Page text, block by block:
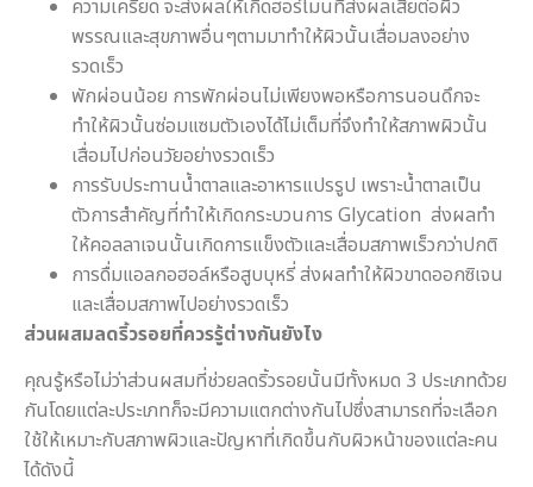
ความเครียด จะส่งผลให้เกิดฮอร์โมนที่ส่งผลเสียต่อผิว
พรรณและสุขภาพอื่นๆตามมาทำให้ผิวนั้นเสื่อมลงอย่าง
รวดเร็ว
พักผ่อนน้อย การพักผ่อนไม่เพียงพอหรือการนอนดึกจะ
ทำให้ผิวนั้นซ่อมแซมตัวเองได้ไม่เต็มที่จึงทำให้สภาพผิวนั้น
เสื่อมไปก่อนวัยอย่างรวดเร็ว
การรับประทานน้ำตาลและอาหารแปรรูป เพราะน้ำตาลเป็น
ตัวการสำคัญที่ทำให้เกิดกระบวนการ Glycation ส่งผลทำ
ให้คอลลาเจนนั้นเกิดการแข็งตัวและเสื่อมสภาพเร็วกว่าปกติ
การดื่มแอลกอฮอล์หรือสูบบุหรี่ ส่งผลทำให้ผิวขาดออกซิเจน
และเสื่อมสภาพไปอย่างรวดเร็ว
ส่วนผสมลดริ้วรอยที่ควรรู้ต่างกันยังไง
คุณรู้หรือไม่ว่าส่วนผสมที่ช่วยลดริ้วรอยนั้นมีทั้งหมด 3 ประเภทด้วย
กันโดยแต่ละประเภทก็จะมีความแตกต่างกันไปซึ่งสามารถที่จะเลือก
ใช้ให้เหมาะกับสภาพผิวและปัญหาที่เกิดขึ้นกับผิวหน้าของแต่ละคน
ได้ดังนี้